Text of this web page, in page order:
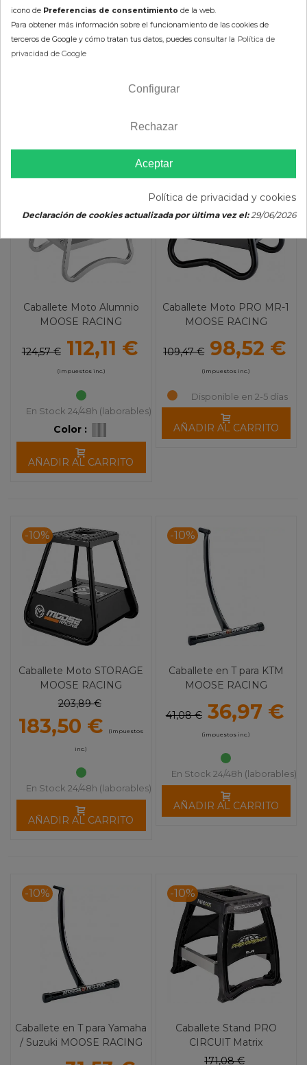
inc.)
Disponible en 2-5 días
Color :
AÑADIR AL CARRITO
Caballete Moto Alumnio
MOOSE RACING
124,57 € 112,11 €
(impuestos inc.)
En Stock 24/48h (laborables)
Color :
AÑADIR AL CARRITO
Caballete Moto PRO MR-1
MOOSE RACING
109,47 € 98,52 €
(impuestos inc.)
Disponible en 2-5 días
AÑADIR AL CARRITO
-10%
Caballete Moto STORAGE
MOOSE RACING
203,89 €
183,50 € (impuestos
inc.)
En Stock 24/48h (laborables)
AÑADIR AL CARRITO
-10%
Caballete en T para KTM
MOOSE RACING
41,08 € 36,97 €
(impuestos inc.)
En Stock 24/48h (laborables)
AÑADIR AL CARRITO
-10%
Caballete en T para Yamaha
/ Suzuki MOOSE RACING
-10%
Caballete Stand PRO
CIRCUIT Matrix
171,08 €
icono de Preferencias de consentimiento de la web.
Para obtener más información sobre el funcionamiento de las cookies de
terceros de Google y cómo tratan tus datos, puedes consultar la Política de
privacidad de Google
Configurar
Rechazar
Aceptar
Política de privacidad y cookies
Declaración de cookies actualizada por última vez el:29/06/2026